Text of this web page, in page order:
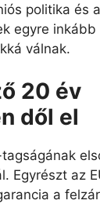
politika és
egyre inkább
válnak.
20 év
dől el
Egyrészt az
a